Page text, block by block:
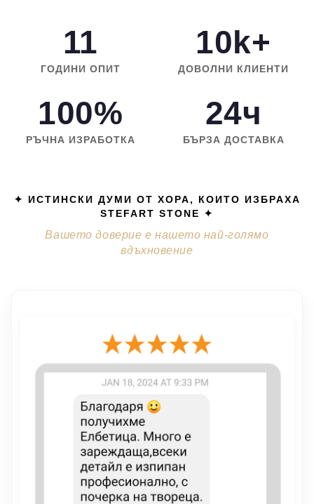
11
ГОДИНИ ОПИТ
10k+
ДОВОЛНИ КЛИЕНТИ
100%
РЪЧНА ИЗРАБОТКА
24ч
БЪРЗА ДОСТАВКА
✦ ИСТИНСКИ ДУМИ ОТ ХОРА, КОИТО ИЗБРАХА
STEFART STONE ✦
Вашето доверие е нашето най-голямо
вдъхновение